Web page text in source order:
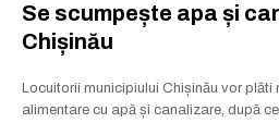
Se scumpește apa și
Chișinău
Locuitorii municipiului Chișinău vor plăti
alimentare cu apă și canalizare, după